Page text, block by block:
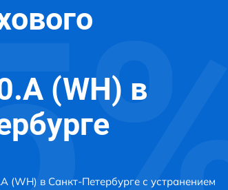
(WH) в
(WH) в Санкт-Петербурге с устранением